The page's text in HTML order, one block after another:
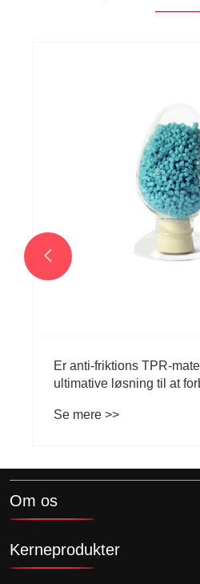
Er anti-friktions TPR-
ultimative løsning til at
Se mere >>

Om os
Kerneprodukter